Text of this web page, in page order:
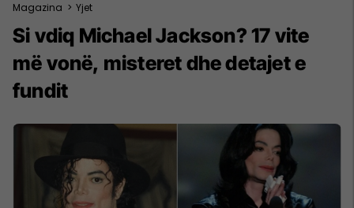
Magazina > Yjet
Si vdiq Michael Jackson? 17 vite
më vonë, misteret dhe detajet e
fundit